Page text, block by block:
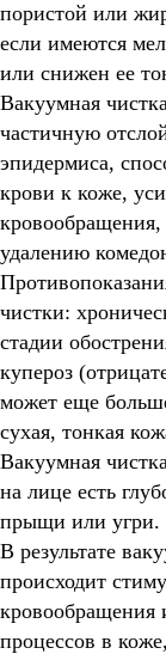
пористой или
если имеются
или снижен ее
Вакуумная
частичную
эпидермиса,
крови к коже,
удалению
чистки:
стадии
купероз
может еще
сухая, тонкая
Вакуумная
на лице есть
прыщи или угри.
В результате
происходит
кровообращения
процессов в